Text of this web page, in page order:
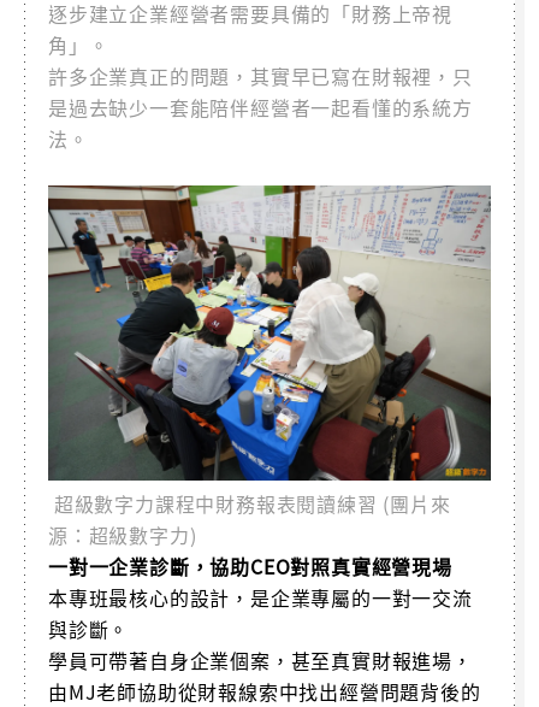
逐步建立企業經營者需要具備的「財務上帝視
角」。
許多企業真正的問題，其實早已寫在財報裡，只
是過去缺少一套能陪伴經營者一起看懂的系統方
法。
超級數字力課程中財務報表閱讀練習 (團片來
源：超級數字力)
一對一企業診斷，協助CEO對照真實經營現場
本專班最核心的設計，是企業專屬的一對一交流
與診斷。
學員可帶著自身企業個案，甚至真實財報進場，
由MJ老師協助從財報線索中找出經營問題背後的